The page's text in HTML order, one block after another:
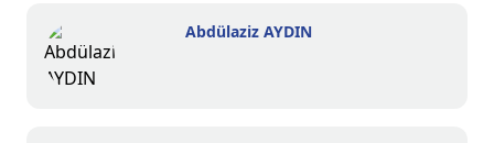
Abdülaziz AYDIN